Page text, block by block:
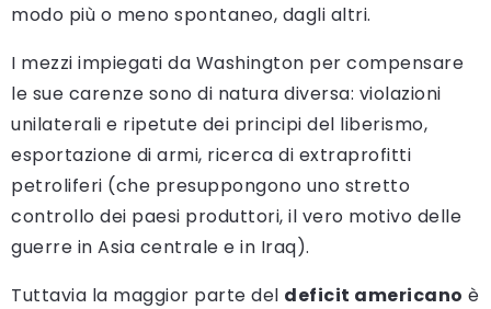
modo più o meno spontaneo, dagli altri.
I mezzi impiegati da Washington per compensare
le sue carenze sono di natura diversa: violazioni
unilaterali e ripetute dei principi del liberismo,
esportazione di armi, ricerca di extraprofitti
petroliferi (che presuppongono uno stretto
controllo dei paesi produttori, il vero motivo delle
guerre in Asia centrale e in Iraq).
Tuttavia la maggior parte del deficit americano è